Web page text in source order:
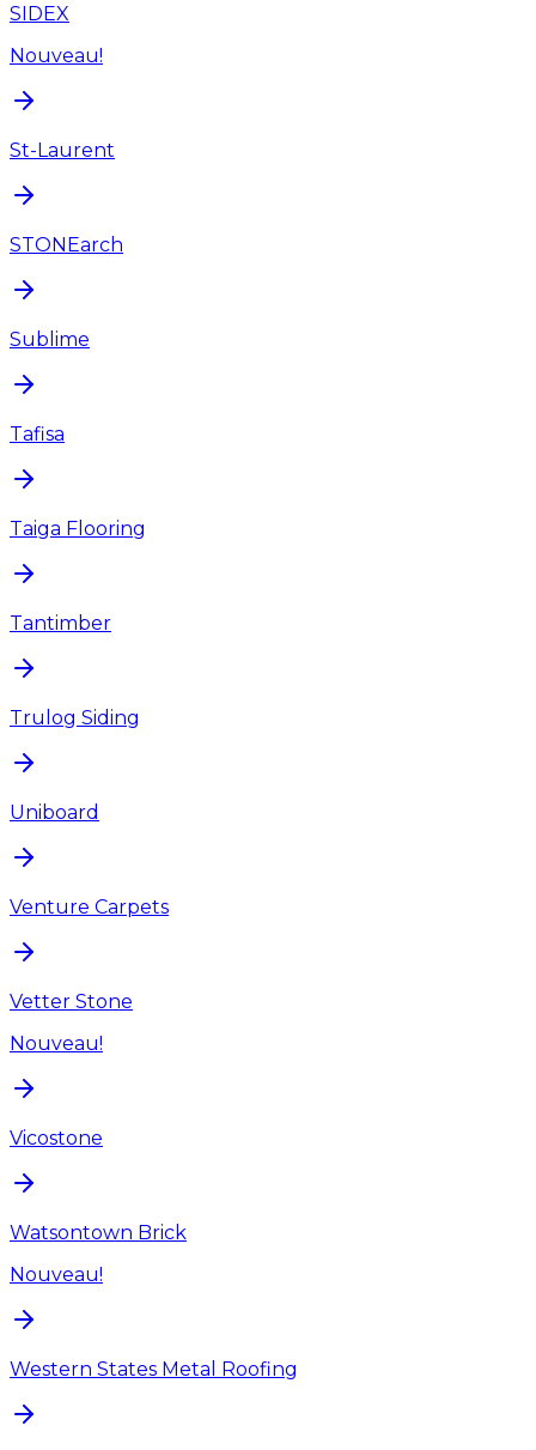
SIDEX
Nouveau!
St-Laurent
STONEarch
Sublime
Tafisa
Taiga Flooring
Tantimber
Trulog Siding
Uniboard
Venture Carpets
Vetter Stone
Nouveau!
Vicostone
Watsontown Brick
Nouveau!
Western States Metal Roofing